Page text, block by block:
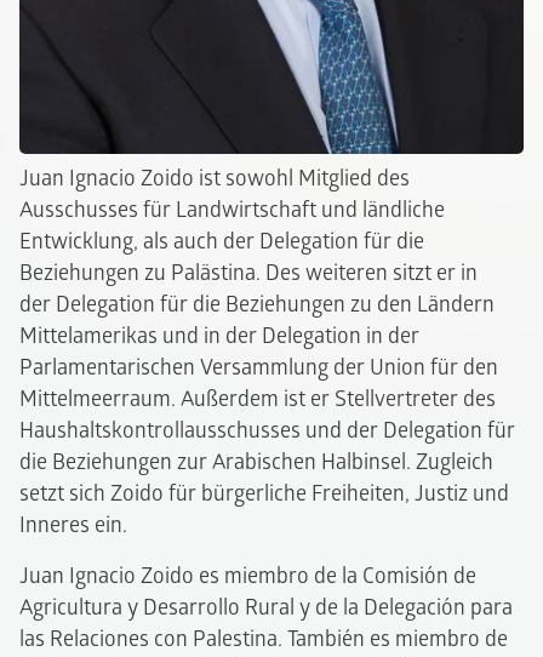
Juan Ignacio Zoido ist sowohl Mitglied des
Ausschusses für Landwirtschaft und ländliche
Entwicklung, als auch der Delegation für die
Beziehungen zu Palästina. Des weiteren sitzt er in
der Delegation für die Beziehungen zu den Ländern
Mittelamerikas und in der Delegation in der
Parlamentarischen Versammlung der Union für den
Mittelmeerraum. Außerdem ist er Stellvertreter des
Haushaltskontrollausschusses und der Delegation für
die Beziehungen zur Arabischen Halbinsel. Zugleich
setzt sich Zoido für bürgerliche Freiheiten, Justiz und
Inneres ein.
Juan Ignacio Zoido es miembro de la Comisión de
Agricultura y Desarrollo Rural y de la Delegación para
las Relaciones con Palestina. También es miembro de